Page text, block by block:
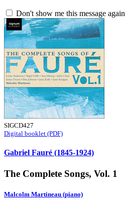
Don't show me this message again
SIGCD427
Digital booklet (PDF)
Gabriel Fauré (1845-1924)
The Complete Songs, Vol. 1
Malcolm Martineau (piano)